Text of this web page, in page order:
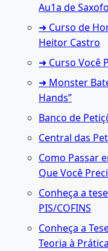
Au1a de
➜ Curso de
Heitor Castro
➜ Curso Você
➜ Monster
Hands”‎
Banco de
Central das
Como Passar
Que Você
Conheça a
PIS/COFINS
Conheça a
Teoria à Prática